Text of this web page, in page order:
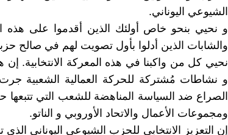
الشيوعي اليوناني.
و نحيي بنحو خاص أولئك الذين أقدموا على هذه
والشابات الذين أدلوا بأول تصويت لهم في صالح
نحيي كل من واكبنا في هذه المعركة الانتخابية. إن
و نشاطات مُشتركة للحركة العمالية الشعبية
الصراع ضد السياسة المناهضة للشعب التي تتبعها
ومجموعات الأعمال والاتحاد الأوروبي و الناتو.